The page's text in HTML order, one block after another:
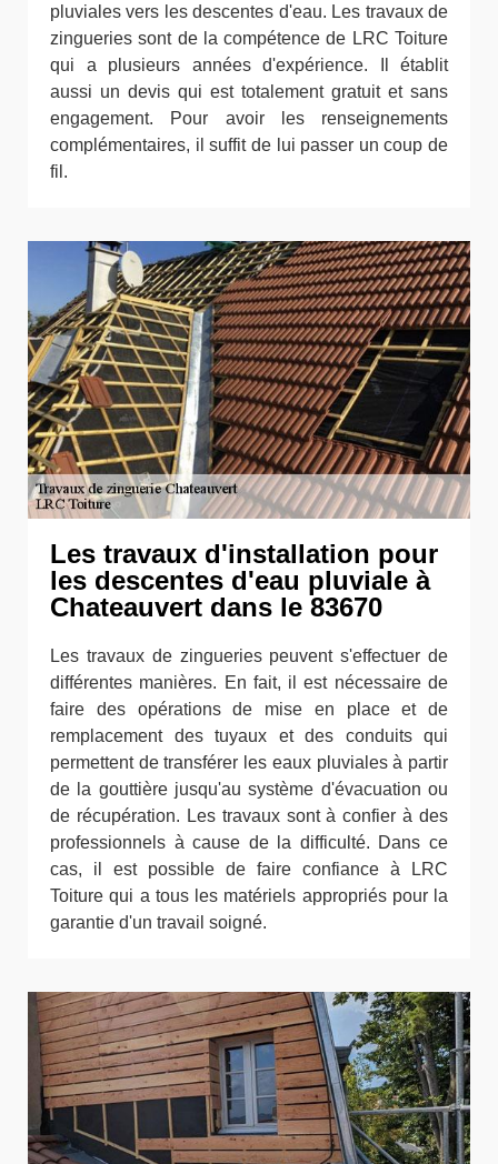
pluviales vers les descentes d'eau. Les travaux de
zingueries sont de la compétence de LRC Toiture
qui a plusieurs années d'expérience. Il établit
aussi un devis qui est totalement gratuit et sans
engagement. Pour avoir les renseignements
complémentaires, il suffit de lui passer un coup de
fil.
Les travaux d'installation pour
les descentes d'eau pluviale à
Chateauvert dans le 83670
Les travaux de zingueries peuvent s'effectuer de
différentes manières. En fait, il est nécessaire de
faire des opérations de mise en place et de
remplacement des tuyaux et des conduits qui
permettent de transférer les eaux pluviales à partir
de la gouttière jusqu'au système d'évacuation ou
de récupération. Les travaux sont à confier à des
professionnels à cause de la difficulté. Dans ce
cas, il est possible de faire confiance à LRC
Toiture qui a tous les matériels appropriés pour la
garantie d'un travail soigné.